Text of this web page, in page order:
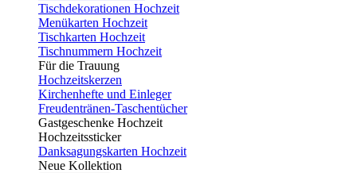
Tischdekorationen Hochzeit
Menükarten Hochzeit
Tischkarten Hochzeit
Tischnummern Hochzeit
Für die Trauung
Hochzeitskerzen
Kirchenhefte und Einleger
Freudentränen-Taschentücher
Gastgeschenke Hochzeit
Hochzeitssticker
Danksagungskarten Hochzeit
Neue Kollektion